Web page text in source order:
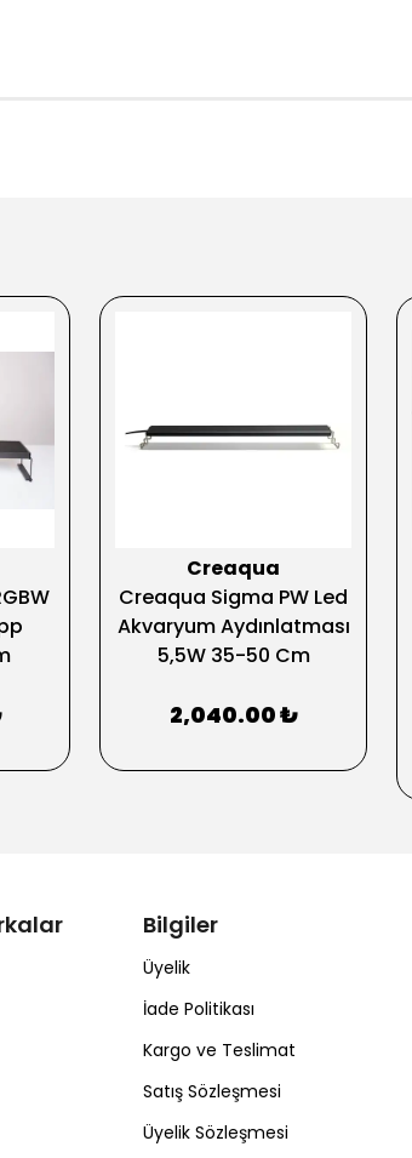
Creaqua
Creaqua Sigma PW Led
Akvaryum Aydınlatması
5,5W 35-50 Cm
2,040.00 ₺
Bilgiler
Üyelik
İade Politikası
Kargo ve Teslimat
Satış Sözleşmesi
Üyelik Sözleşmesi